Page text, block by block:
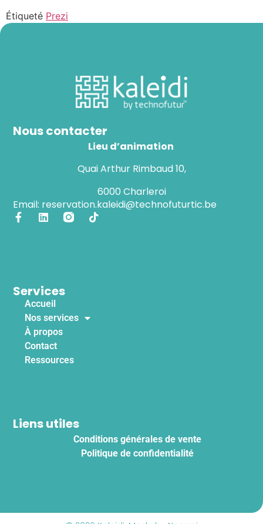
Étiqueté Prezi
Services
Accueil
Nos services
À propos
Contact
Ressources
Liens utiles
Conditions générales de vente
Politique de confidentialité
Nous contacter
Lieu d’animation
Quai Arthur Rimbaud 10,
6000 Charleroi
Email: reservation.kaleidi@technofuturtic.be